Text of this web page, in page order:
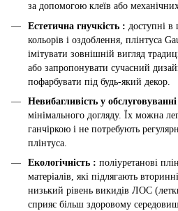
за допомогою клеїв або
Естетична гнучкість : доступні в
кольорів і оздоблення, плінтуса
імітувати зовнішній вигляд
або запропонувати сучасний
пофарбувати під будь-який декор.
Невибагливість у
мінімального догляду. Їх можна
ганчіркою і не потребують
плінтуса.
Екологічність : поліуретанові
матеріалів, які підлягають
низький рівень викидів ЛОС
сприяє більш здоровому